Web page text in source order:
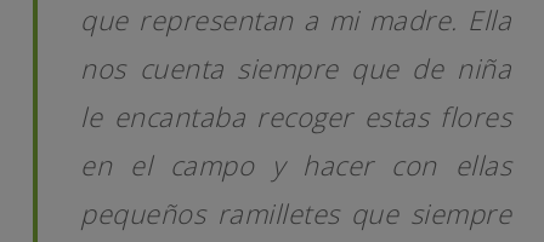
que representan a mi madre. Ella
nos cuenta siempre que de niña
le encantaba recoger estas flores
en el campo y hacer con ellas
pequeños ramilletes que siempre